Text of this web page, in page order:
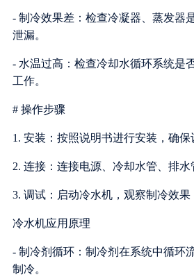
- 制冷效果差：检查冷凝器、蒸发器
泄漏。
- 水温过高：检查冷却水循环系统是
工作。
# 操作步骤
1. 安装：按照说明书进行安装，确保
2. 连接：连接电源、冷却水管、排水
3. 调试：启动冷水机，观察制冷效果
冷水机应用原理
- 制冷剂循环：制冷剂在系统中循环
制冷。